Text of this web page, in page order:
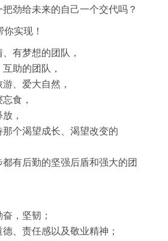
劲给未来的自己一个交代吗？
实现！
有梦想的团队，
助的团队，
、爱大自然，
食，
，
个渴望成长、渴望改变的
有后勤的坚强后盾和强大的团
，坚韧；
、责任感以及敬业精神；